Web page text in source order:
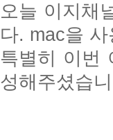
오늘 이지채
다. mac을
특별히 이번
성해주셨습